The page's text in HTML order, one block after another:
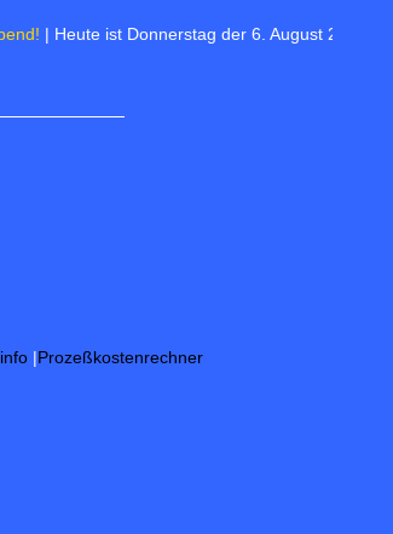
ist Donnerstag der 6. August 2026 |
|Prozeßkostenrechner